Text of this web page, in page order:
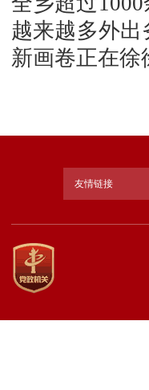
越来越多外
新画卷正在徐